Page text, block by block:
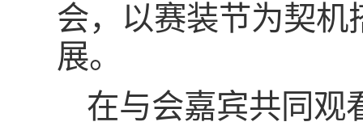
会，以赛装节为契
展。
在与会嘉宾共同观